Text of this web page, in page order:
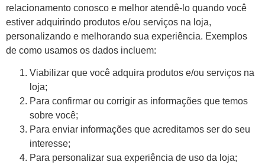
relacionamento conosco e melhor atendê-lo quando você
estiver adquirindo produtos e/ou serviços na loja,
personalizando e melhorando sua experiência. Exemplos
de como usamos os dados incluem:
Viabilizar que você adquira produtos e/ou serviços na
loja;
Para confirmar ou corrigir as informações que temos
sobre você;
Para enviar informações que acreditamos ser do seu
interesse;
Para personalizar sua experiência de uso da loja;